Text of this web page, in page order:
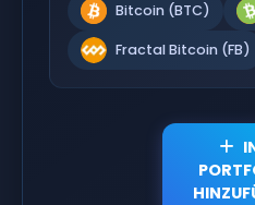
Bitcoin (BTC)
Fractal Bitcoin (FB)